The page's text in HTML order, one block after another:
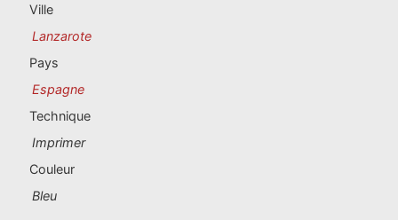
Ávila
Barcelona
Ville
Lanzarote
Pays
Espagne
Technique
Imprimer
Couleur
Bleu